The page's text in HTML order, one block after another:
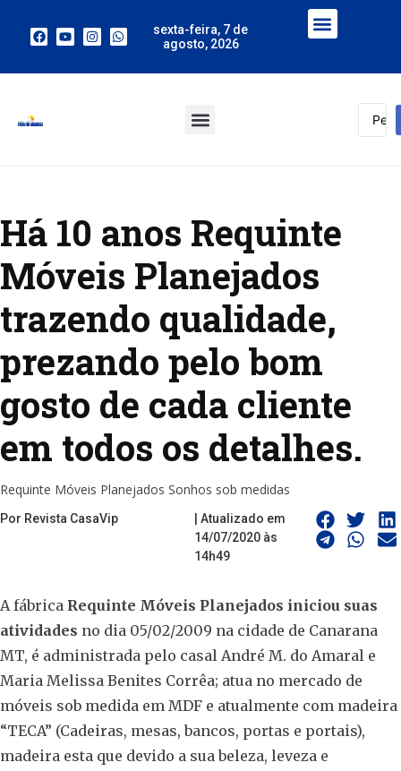
sexta-feira, 7 de
agosto, 2026
Há 10 anos Requinte
Móveis Planejados
trazendo qualidade,
prezando pelo bom
gosto de cada cliente
em todos os detalhes.
Requinte Móveis Planejados Sonhos sob medidas
Por Revista CasaVip
| Atualizado em
14/07/2020 às
14h49
A fábrica Requinte Móveis Planejados iniciou suas
atividades no dia 05/02/2009 na cidade de Canarana
MT, é administrada pelo casal André M. do Amaral e
Maria Melissa Benites Corrêa; atua no mercado de
móveis sob medida em MDF e atualmente com madeira
“TECA” (Cadeiras, mesas, bancos, portas e portais),
madeira esta que devido a sua beleza, leveza e